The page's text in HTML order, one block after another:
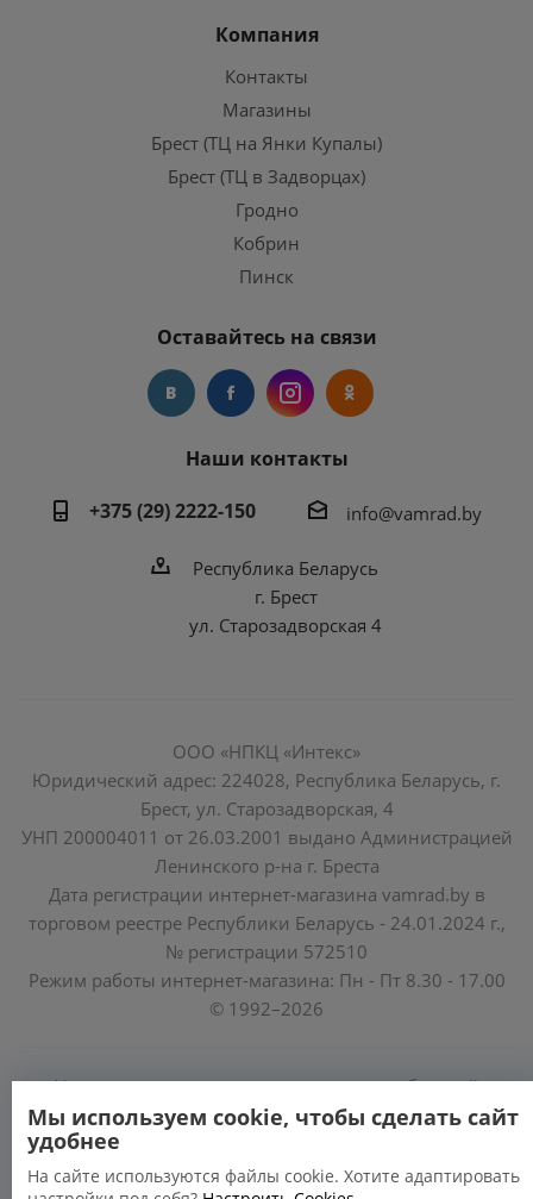
Компания
Контакты
Магазины
Брест (ТЦ на Янки Купалы)
Брест (ТЦ в Задворцах)
Гродно
Кобрин
Пинск
Оставайтесь на связи
Наши контакты
+375 (29) 2222-150
info@vamrad.by
Республика Беларусь
г. Брест
ул. Старозадворская 4
ООО «НПКЦ «Интекс»
Юридический адрес: 224028, Республика Беларусь, г.
Брест, ул. Старозадворская, 4
УНП 200004011 от 26.03.2001 выдано Администрацией
Ленинского р-на г. Бреста
Дата регистрации интернет-магазина vamrad.by в
торговом реестре Республики Беларусь - 24.01.2024 г.,
№ регистрации 572510
Режим работы интернет-магазина: Пн - Пт 8.30 - 17.00
© 1992–2026
Уполномоченные по защите прав потребителей
облисполкомов, Минского горисполкома:
https://www.mart.gov.by/activity/zashchita-prav-
potrebiteley/
Мы используем cookie, чтобы сделать сайт
удобнее
На сайте используются файлы cookie. Хотите адаптировать